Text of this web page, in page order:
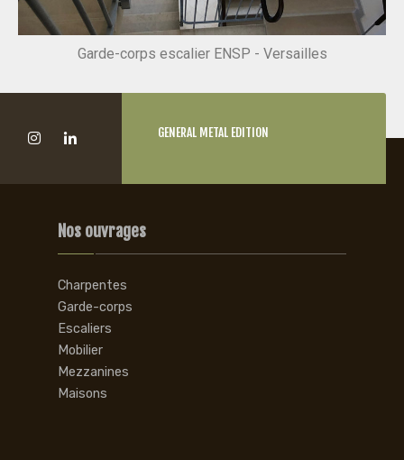
Garde-corps escalier ENSP - Versailles
GENERAL METAL EDITION
Nos ouvrages
Charpentes
Garde-corps
Escaliers
Mobilier
Mezzanines
Maisons